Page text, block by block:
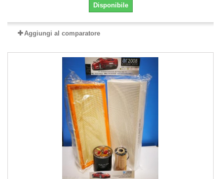
Disponibile
Aggiungi al comparatore